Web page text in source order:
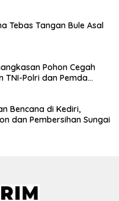
Tebas Tangan Bule Asal
Pohon Cegah
TNI-Polri dan Pemda
Bencana di Kediri,
dan Pembersihan Sungai